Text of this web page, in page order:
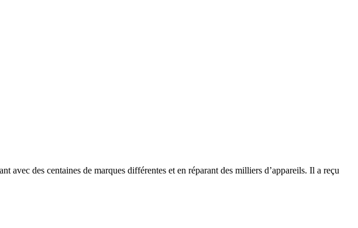
avec des centaines de marques différentes et en réparant des milliers d’appareils. Il a reçu